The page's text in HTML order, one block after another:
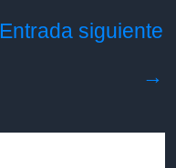
Entrada siguiente
→